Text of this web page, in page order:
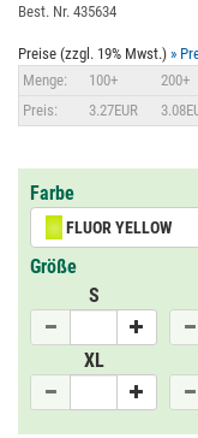
Best. Nr. 435634
Preise (zzgl. 19% Mwst.) »
Menge:
100+ 200+
Preis:
3.27EUR
Farbe
FLUOR YELLOW
Größe
S
XL